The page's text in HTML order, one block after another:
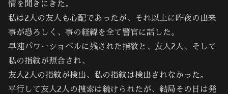
情を聞きにきた。
私は2人の友人も心配であったが、それ以上に昨夜の出来
事が恐ろしく、事の経緯を全て警官に話した。
早速パワーショベルに残された指紋と、友人2人、そして
私の指紋が照合され、
友人2人の指紋が検出、私の指紋は検出されなかった。
平行して友人2人の捜索は続けられたが、結局その日は発